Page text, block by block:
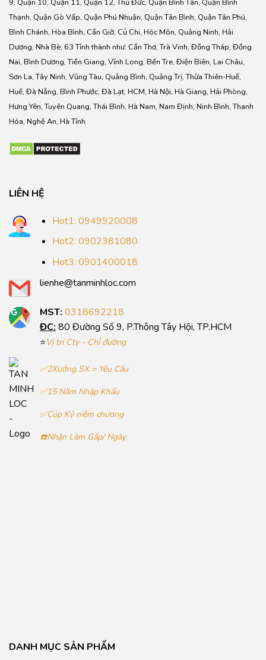
9, Quận 10, Quận 11, Quận 12, Thủ Đức, Quận Bình Tân, Quận Bình
Thạnh, Quận Gò Vấp, Quận Phú Nhuận, Quận Tân Bình, Quận Tân Phú,
Bình Chánh, Hòa Bình, Cần Giờ, Củ Chi, Hóc Môn, Quảng Ninh, Hải
Dương, Nhà Bè, 63 Tỉnh thành như: Cần Thơ, Trà Vinh, Đồng Tháp, Đồng
Nai, Bình Dương, Tiền Giang, Vĩnh Long, Bến Tre, Điện Biên, Lai Châu,
Sơn La, Tây Ninh, Vũng Tàu, Quảng Bình, Quảng Trị, Thừa Thiên-Huế,
Huế, Đà Nẵng, Bình Phước, Đà Lạt, HCM, Hà Nội, Hà Giang, Hải Phòng,
Hưng Yên, Tuyên Quang, Thái Bình, Hà Nam, Nam Định, Ninh Bình, Thanh
Hóa, Nghệ An, Hà Tĩnh
LIÊN HỆ
Hot1: 0949920008
Hot2: 0902381080
Hot3: 0901400018
lienhe@tanminhloc.com
MST: 0318692218
ĐC: 80 Đường Số 9, P.Thông Tây Hội, TP.HCM
⭐Vị trí Cty - Chỉ đường
✅2Xưởng SX = Yêu Cầu
✅15 Năm Nhập Khẩu
✅Cúp Kỷ niệm chương
☎️Nhận Làm Gấp/ Ngày
DANH MỤC SẢN PHẨM